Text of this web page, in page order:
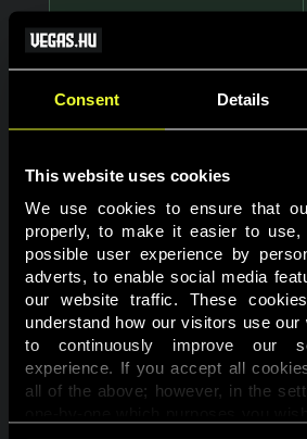
Consent Details
This website uses cookies
We use cookies to ensure that
properly, to make it easier to
possible user experience by
adverts, to enable social media
our website traffic. These
understand how our visitors use our
to continuously improve our
experience. If you accept all
all of the above; however, in the
Vegas bajnokság II. osztály
Nyertes fogadásaiddal pontokat
magyar labdarúgó eseményt
fogadás duplán számít!
A szezon végén a tabellán
alapján részesülsz a
Vegas
I. osztály